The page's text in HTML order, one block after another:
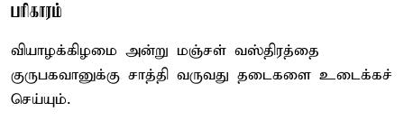
பரிகாரம்
வியாழக்கிழமை அன்று மஞ்சள் வஸ்திரத்தை
குருபகவானுக்கு சாத்தி வருவது தடைகளை உடைக்கச்
செய்யும்.